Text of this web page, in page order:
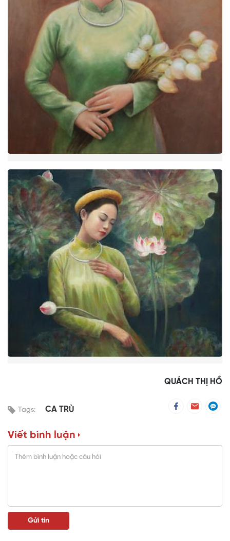
QUÁCH THỊ HỒ
Tags: CA TRÙ
Viết bình luận